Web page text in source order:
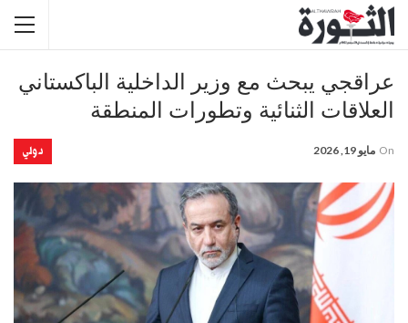
عراقجي يبحث مع وزير الداخلية الباكستاني
العلاقات الثنائية وتطورات المنطقة
دولي On مايو 19, 2026